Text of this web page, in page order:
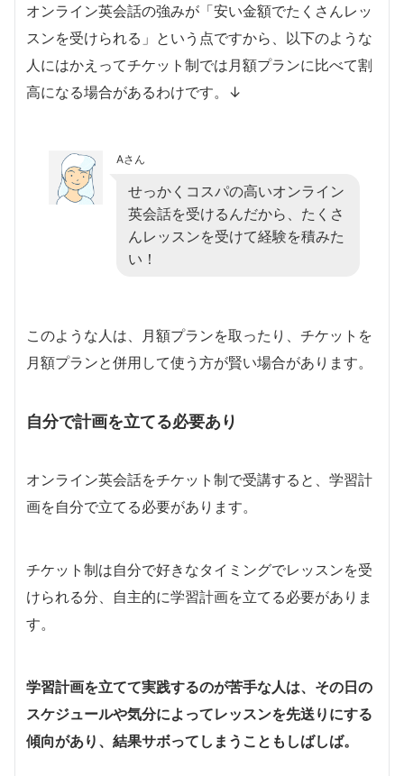
オンライン英会話の強みが「安い金額でたくさんレッ
スンを受けられる」という点ですから、以下のような
人にはかえってチケット制では月額プランに比べて割
高になる場合があるわけです。↓
Aさん
せっかくコスパの高いオンライン
英会話を受けるんだから、たくさ
んレッスンを受けて経験を積みた
い！
このような人は、月額プランを取ったり、チケットを
月額プランと併用して使う方が賢い場合があります。
自分で計画を立てる必要あり
オンライン英会話をチケット制で受講すると、学習計
画を自分で立てる必要があります。
チケット制は自分で好きなタイミングでレッスンを受
けられる分、自主的に学習計画を立てる必要がありま
す。
学習計画を立てて実践するのが苦手な人は、その日の
スケジュールや気分によってレッスンを先送りにする
傾向があり、結果サボってしまうこともしばしば。